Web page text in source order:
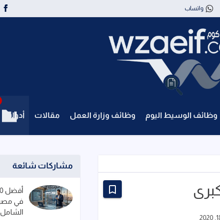
واتساب
وظائف الوسيط اليوم وظائف وزارة العمل مقالات أدوات
مشاركات شائعة
الشامل